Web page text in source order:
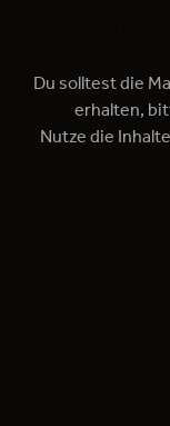
Du solltest die
erhalten,
Nutze die